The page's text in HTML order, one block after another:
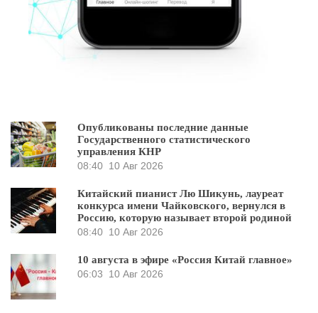
Опубликованы последние данные
Государственного статистического
управления КНР
08:40 10 Авг 2026
Китайский пианист Лю Шикунь, лауреат
конкурса имени Чайковского, вернулся в
Россию, которую называет второй родиной
08:40 10 Авг 2026
10 августа в эфире «Россия Китай главное»
06:03
10 Авг 2026